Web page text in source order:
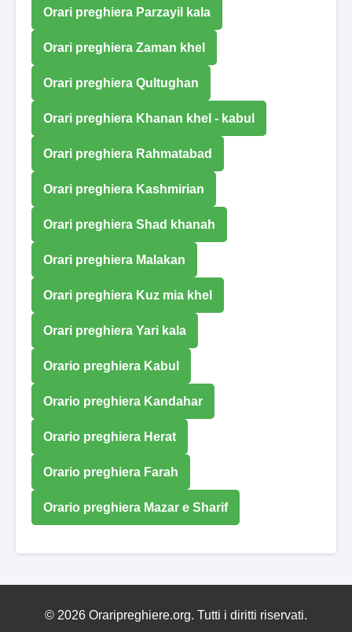
Orari preghiera Parzayil kala
Orari preghiera Zaman khel
Orari preghiera Qultughan
Orari preghiera Khanan khel - kabul
Orari preghiera Rahmatabad
Orari preghiera Kashmirian
Orari preghiera Shad khanah
Orari preghiera Malakan
Orari preghiera Kuz mia khel
Orari preghiera Yari kala
Orario preghiera Kabul
Orario preghiera Kandahar
Orario preghiera Herat
Orario preghiera Farah
Orario preghiera Mazar e Sharif
© 2026 Oraripreghiere.org. Tutti i diritti riservati.